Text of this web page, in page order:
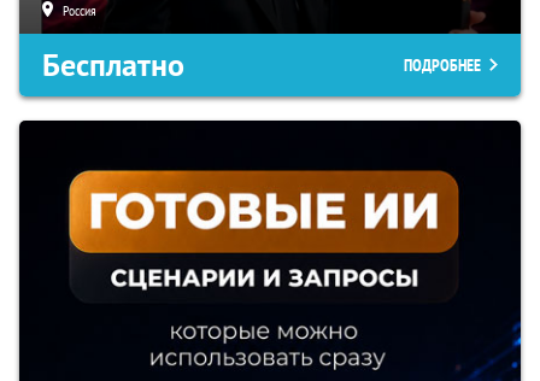
Россия
Бесплатно ПОДРОБНЕЕ